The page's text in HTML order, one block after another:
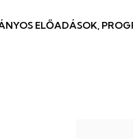
ELŐADÁSOK,